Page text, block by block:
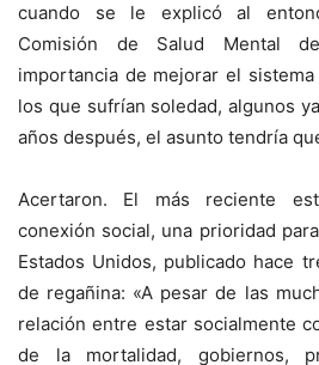
cuando se le explicó al
Comisión de Salud Mental
importancia de mejorar el
los que sufrían soledad, algunos
años después, el asunto tendría
Acertaron. El más reciente
conexión social, una prioridad
Estados Unidos, publicado hace
de regañina: «A pesar de las
relación entre estar socialmente
de la mortalidad, gobiernos,